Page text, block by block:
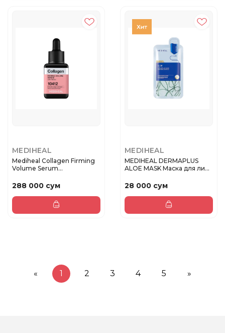
MEDIHEAL
Mediheal Collagen Firming
Volume Serum
288 000 сум
MEDIHEAL
MEDIHEAL DERMAPLUS
ALOE MASK Маска для лица
28 000 сум
« 1 2 3 4 5 »